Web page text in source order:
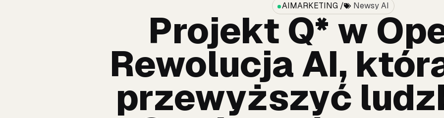
AIMARKETING / Newsy AI
Projekt Q* w
Rewolucja AI,
przewyższyć